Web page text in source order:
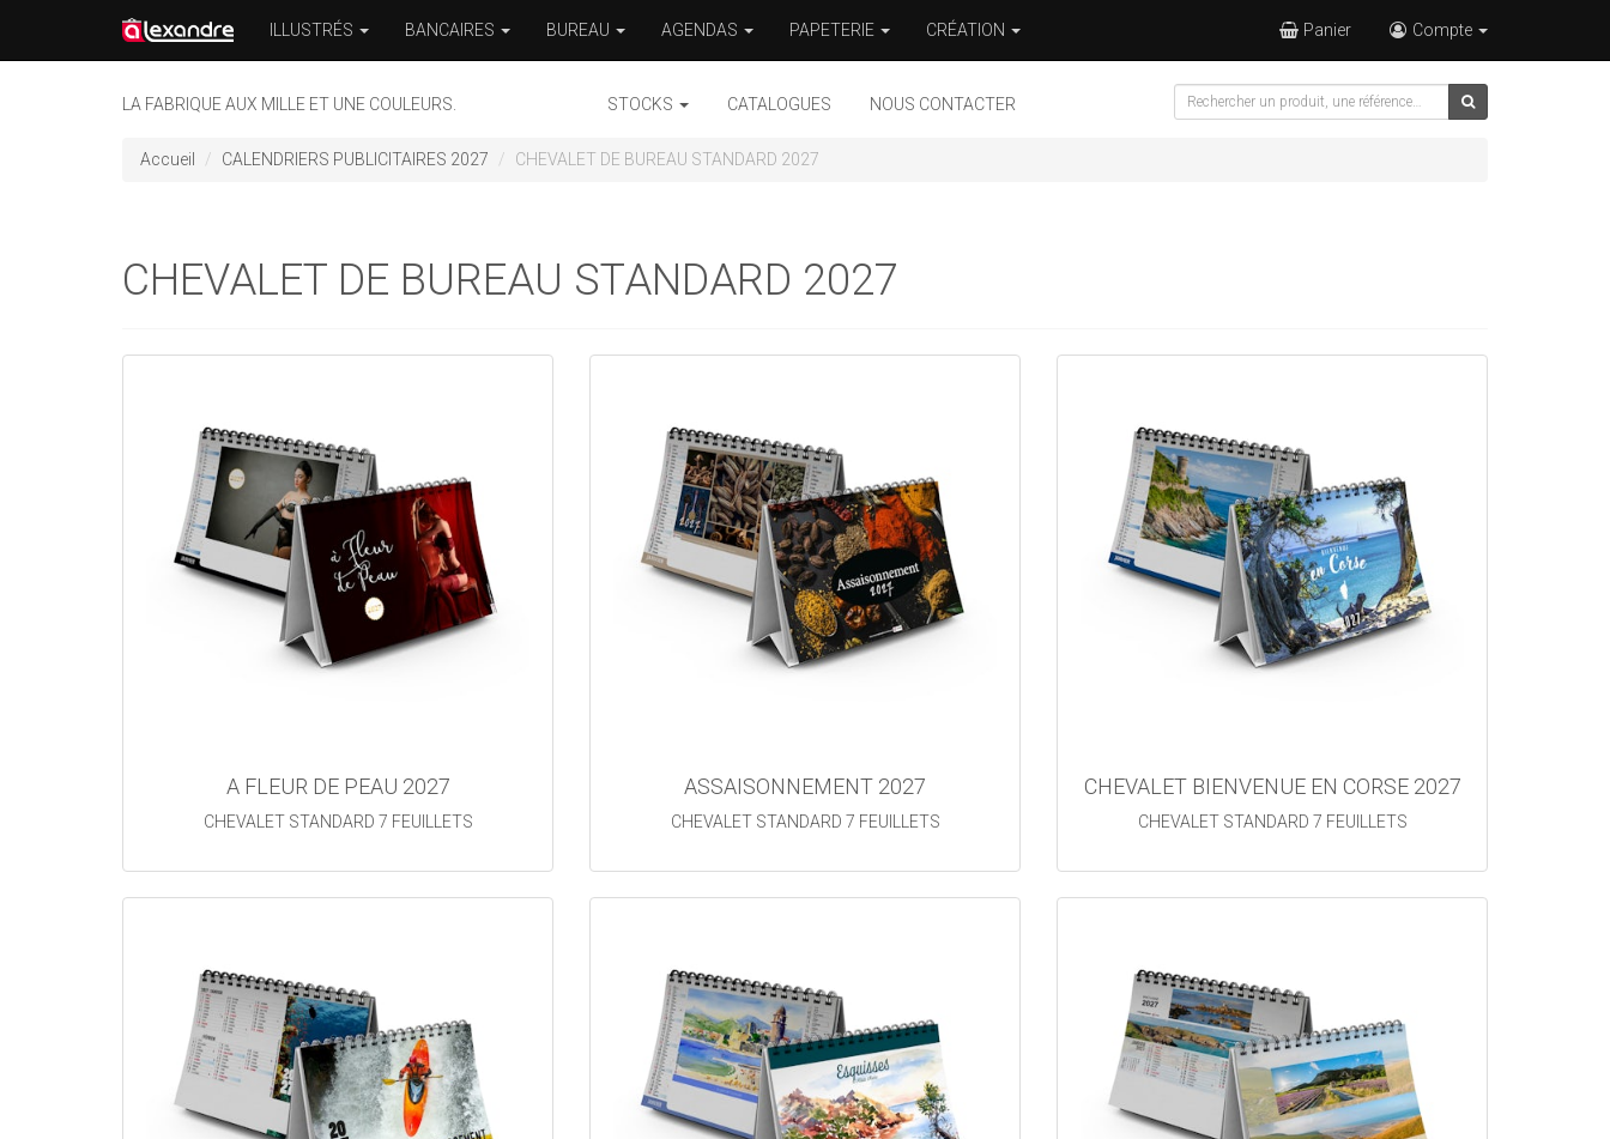
ILLUSTRÉS BANCAIRES BUREAU AGENDAS PAPETERIE CRÉATION Panier Compte
LA FABRIQUE AUX MILLE ET UNE COULEURS. STOCKS CATALOGUES NOUS CONTACTER
Accueil CALENDRIERS PUBLICITAIRES 2027 CHEVALET DE BUREAU STANDARD 2027
CHEVALET DE BUREAU STANDARD 2027
A FLEUR DE PEAU 2027
CHEVALET STANDARD 7 FEUILLETS
ASSAISONNEMENT 2027
CHEVALET STANDARD 7 FEUILLETS
CHEVALET BIENVENUE EN CORSE 2027
CHEVALET STANDARD 7 FEUILLETS